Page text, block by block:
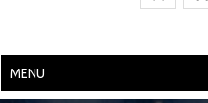
MENU